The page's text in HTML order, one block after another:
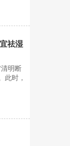
祛湿
明断
此时，